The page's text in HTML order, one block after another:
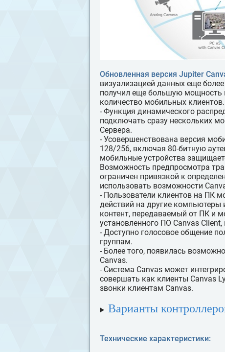
Обновленная версия Jupiter
визуализацией данных еще
получил еще большую мощность
количество мобильных клиентов.
- Функция динамического
подключать сразу нескольких
Сервера.
- Усовершенствована версия
128/256, включая 80-битную
мобильные устройства
Возможность предпросмотра
ограничен привязкой к
использовать возможности
- Пользователи клиентов на ПК
действий на другие компьютеры
контент, передаваемый от ПК и
установленного ПО Canvas
- Доступно голосовое общение
группам.
- Более того, появилась
Canvas.
- Система Canvas может
совершать как клиенты Canvas
звонки клиентам Canvas.
Варианты
Технические характеристики: